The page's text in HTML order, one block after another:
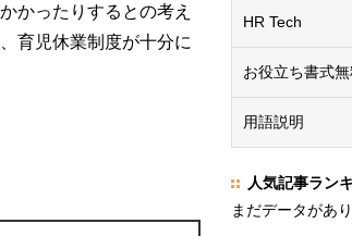
かったりするとの考え
育児休業制度が十分に
HR Tech
お役立ち書式
用語説明
人気記事ラン
まだデータがあ